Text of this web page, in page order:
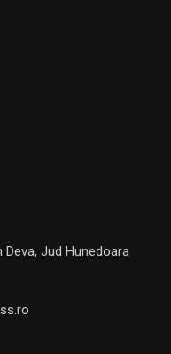
Deva, Jud Hunedoara